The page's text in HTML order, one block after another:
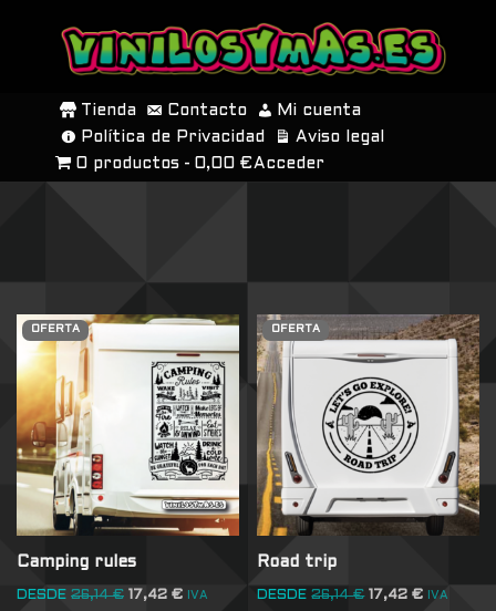
SALTAR
CONTENIDO
Tienda Contacto
Mi cuenta
Política de Privacidad
Aviso legal
0 productos
0,00 € Acceder
OFERTA
Camping rules
DESDE 26,14€ 17,42 € IVA
OFERTA
Road trip
DESDE 26,14€ 17,42€ IVA